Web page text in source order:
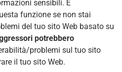
sensibili. È
funzione se non stai
del tuo sito Web basato su
potrebbero
problemi sul tuo sito
il tuo sito Web.